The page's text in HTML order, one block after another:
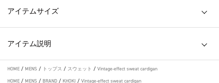
アイテムサイズ
アイテム説明
HOME / MENS / トップス / スウェット / Vintage-effect sweat cardigan
HOME / MENS / BRAND / KHOKI / Vintage-effect sweat cardigan